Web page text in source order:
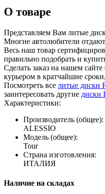
О товаре
Представляем Вам литые
Многие автолюбители
Весь наш товар
правильно подобрать и
Сделать заказ на нашем
курьером в кратчайшие
Посмотреть все литые диски
заинтересовать другие диски
Характеристики:
Производитель (общее):
ALESSIO
Модель (общее):
Tour
Страна изготовления:
ИТАЛИЯ
Наличие на складах